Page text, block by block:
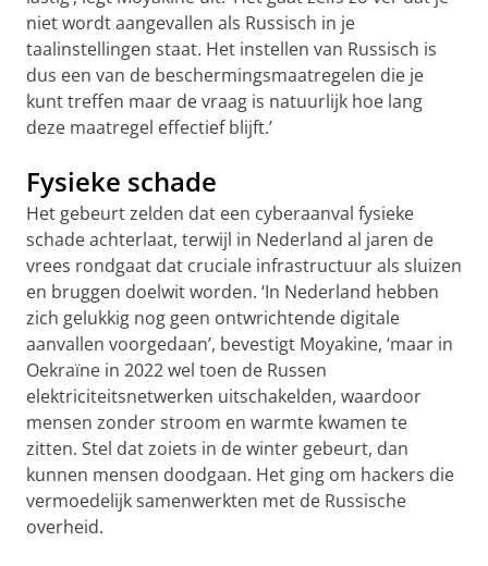
niet wordt aangevallen als Russisch in je
taalinstellingen staat. Het instellen van Russisch is
dus een van de beschermingsmaatregelen die je
kunt treffen maar de vraag is natuurlijk hoe lang
deze maatregel effectief blijft.’
Fysieke schade
Het gebeurt zelden dat een cyberaanval fysieke
schade achterlaat, terwijl in Nederland al jaren de
vrees rondgaat dat cruciale infrastructuur als sluizen
en bruggen doelwit worden. ‘In Nederland hebben
zich gelukkig nog geen ontwrichtende digitale
aanvallen voorgedaan’, bevestigt Moyakine, ‘maar in
Oekraïne in 2022 wel toen de Russen
elektriciteitsnetwerken uitschakelden, waardoor
mensen zonder stroom en warmte kwamen te
zitten. Stel dat zoiets in de winter gebeurt, dan
kunnen mensen doodgaan. Het ging om hackers die
vermoedelijk samenwerkten met de Russische
overheid.